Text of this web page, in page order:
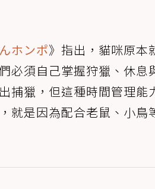
ホンポ》指出，貓咪原本
必須自己掌握狩獵、休
捕獵，但這種時間管理
就是因為配合老鼠、小